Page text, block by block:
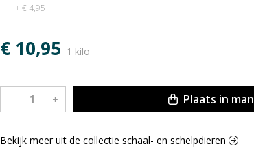
+ € 4,95
€ 10,95 1 kilo
– + Plaats in
Bekijk meer uit de collectie schaal- en schelpdieren